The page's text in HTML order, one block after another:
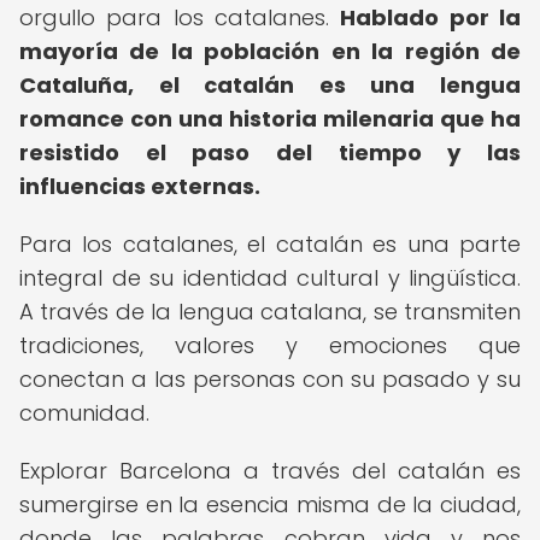
orgullo para los catalanes. Hablado por la
mayoría de la población en la región de
Cataluña, el catalán es una lengua
romance con una historia milenaria que ha
resistido el paso del tiempo y las
influencias externas.
Para los catalanes, el catalán es una parte
integral de su identidad cultural y lingüística.
A través de la lengua catalana, se transmiten
tradiciones, valores y emociones que
conectan a las personas con su pasado y su
comunidad.
Explorar Barcelona a través del catalán es
sumergirse en la esencia misma de la ciudad,